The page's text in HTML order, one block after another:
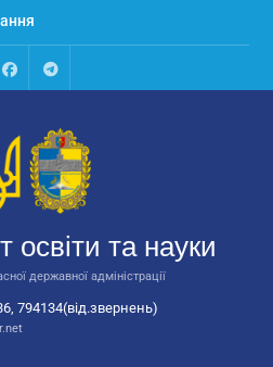
FacebookTalegram
освіти та науки
державної адміністрації
794134(від.звернень)